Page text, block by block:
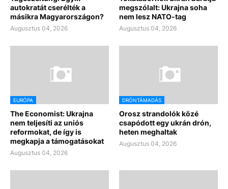
autokratát cserélték a
másikra Magyarországon?
Augusztus 04, 2026
megszólalt: Ukrajna soha
nem lesz NATO-tag
Augusztus 04, 2026
EURÓPA
The Economist: Ukrajna
nem teljesíti az uniós
reformokat, de így is
megkapja a támogatásokat
Augusztus 04, 2026
DRÓNTÁMADÁS
Orosz strandolók közé
csapódott egy ukrán drón,
heten meghaltak
Augusztus 04, 2026